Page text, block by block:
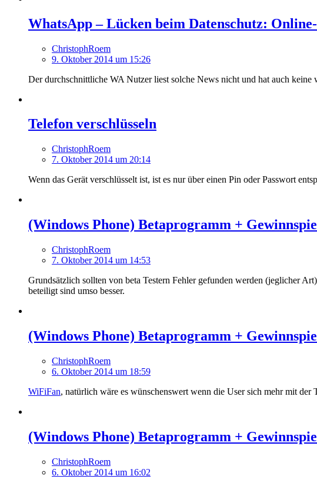
WhatsApp – Lücken beim Datenschutz:
ChristophRoem
9. Oktober 2014 um 15:26
Der durchschnittliche WA Nutzer liest solche News nicht und hat auch keine
Telefon verschlüsseln
ChristophRoem
7. Oktober 2014 um 20:14
Wenn das Gerät verschlüsselt ist, ist es nur über einen Pin oder Passwort
(Windows Phone) Betaprogramm +
ChristophRoem
7. Oktober 2014 um 14:53
Grundsätzlich sollten von beta Testern Fehler gefunden werden (jeglicher
beteiligt sind umso besser.
(Windows Phone) Betaprogramm +
ChristophRoem
6. Oktober 2014 um 18:59
WiFiFan, natürlich wäre es wünschenswert wenn die User sich mehr mit
(Windows Phone) Betaprogramm +
ChristophRoem
6. Oktober 2014 um 16:02